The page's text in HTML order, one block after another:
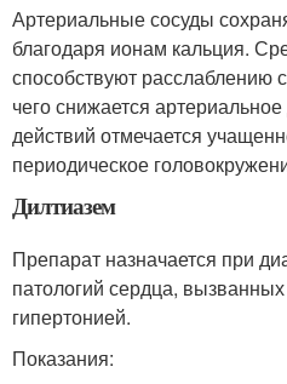
Артериальные сосуды
благодаря ионам кальция.
способствуют расслаблению
чего снижается
действий отмечается
периодическое
Дилтиазем
Препарат назначается при
патологий сердца,
гипертонией.
Показания: